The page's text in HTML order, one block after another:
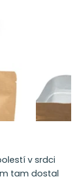
v srdci
tam dostal